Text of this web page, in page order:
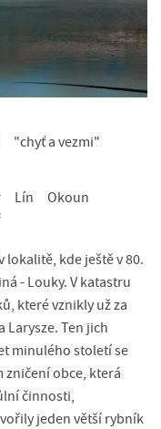
"chyť a vezmi"
Lín
Okoun
kde ještě v 80.
- Louky. V katastru
které vznikly už za
Ten jich
minulého století se
zničení obce, která
činnosti,
jeden větší rybník